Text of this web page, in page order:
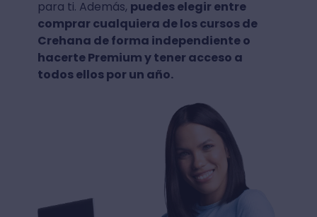
para ti. Además, puedes elegir entre
comprar cualquiera de los cursos de
Crehana de forma independiente o
hacerte Premium y tener acceso a
todos ellos por un año.